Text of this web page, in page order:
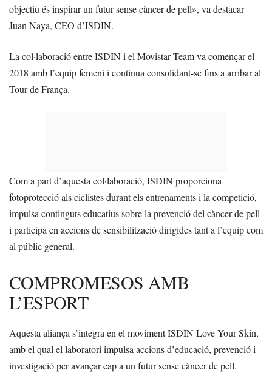
objectiu és inspirar un futur sense càncer de pell», va destacar
Juan Naya, CEO d’ISDIN.
La col·laboració entre ISDIN i el Movistar Team va començar el
2018 amb l’equip femení i continua consolidant-se fins a arribar al
Tour de França.
Com a part d’aquesta col·laboració, ISDIN proporciona
fotoprotecció als ciclistes durant els entrenaments i la competició,
impulsa continguts educatius sobre la prevenció del càncer de pell
i participa en accions de sensibilització dirigides tant a l’equip com
al públic general.
COMPROMESOS AMB
L’ESPORT
Aquesta aliança s’integra en el moviment ISDIN Love Your Skin,
amb el qual el laboratori impulsa accions d’educació, prevenció i
investigació per avançar cap a un futur sense càncer de pell.